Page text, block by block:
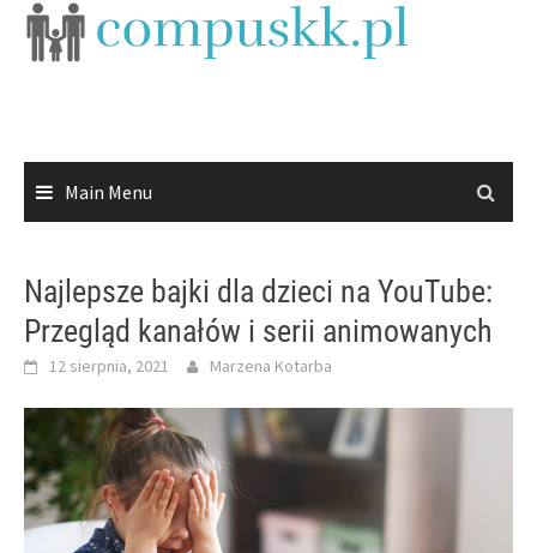
Skip
Main Menu
Najlepsze bajki dla dzieci na YouTube:
Przegląd kanałów i serii animowanych
12 sierpnia, 2021 Marzena Kotarba